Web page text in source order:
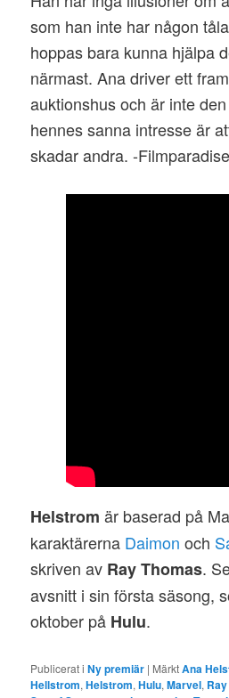
som han inte har någon
hoppas bara kunna hjälpa
närmast. Ana driver ett
auktionshus och är inte
hennes sanna intresse är
skadar andra. -
Helstrom är baserad på
karaktärerna Daimon och
skriven av Ray Thomas.
avsnitt i sin första säsong,
oktober på Hulu.
Publicerat i Ny premiär | MärktAna
Hellstrom,Helstrom,Hulu,Marvel,